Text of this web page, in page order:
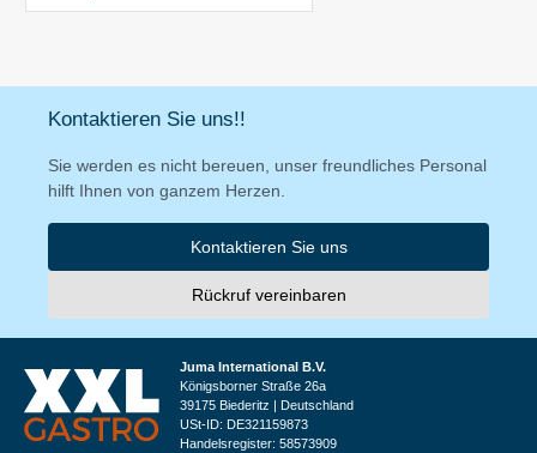
Kontaktieren Sie uns!!
Sie werden es nicht bereuen, unser freundliches Personal
hilft Ihnen von ganzem Herzen.
Kontaktieren Sie uns
Rückruf vereinbaren
Juma International B.V.
Königsborner Straße 26a
39175 Biederitz | Deutschland
USt-ID: DE321159873
Handelsregister: 58573909